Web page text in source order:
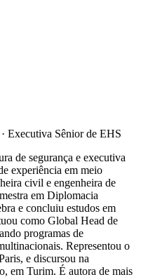
Executiva Sênior de EHS
de segurança e executiva
experiência em meio
civil e engenheira de
em Diplomacia
e concluiu estudos em
como Global Head de
programas de
Representou o
e discursou na
em Turim. É autora de mais